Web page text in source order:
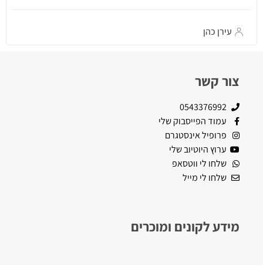
עירן כהן
צור קשר
0543376992
עמוד הפייסבוק שלי
פרופיל אינסטגרם
ערוץ היוטיוב שלי
שלחו לי ווטסאפ
שלחו לי מייל
מידע לקונים ומוכרים